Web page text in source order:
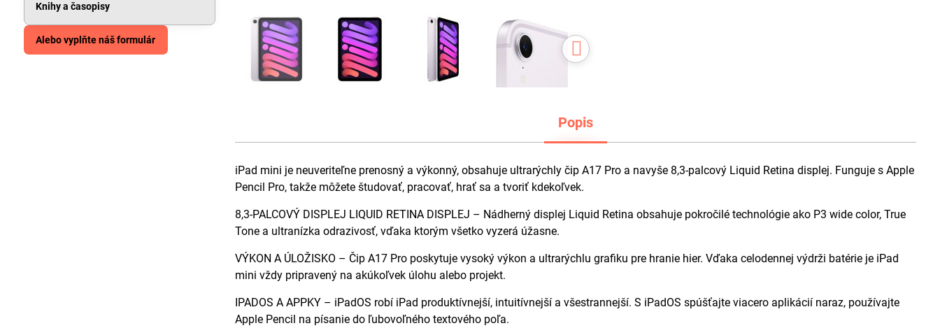
Popis
iPad mini je neuveriteľne prenosný a výkonný, obsahuje ultrarýchly čip A17 Pro a navyše 8,3-palcový Liquid Retina displej. Funguje s Apple
Pencil Pro, takže môžete študovať, pracovať, hrať sa a tvoriť kdekoľvek.
8,3-PALCOVÝ DISPLEJ LIQUID RETINA DISPLEJ – Nádherný displej Liquid Retina obsahuje pokročilé technológie ako P3 wide color, True
Tone a ultranízka odrazivosť, vďaka ktorým všetko vyzerá úžasne.
VÝKON A ÚLOŽISKO – Čip A17 Pro poskytuje vysoký výkon a ultrarýchlu grafiku pre hranie hier. Vďaka celodennej výdrži batérie je iPad
mini vždy pripravený na akúkoľvek úlohu alebo projekt.
IPADOS A APPKY – iPadOS robí iPad produktívnejší, intuitívnejší a všestrannejší. S iPadOS spúšťajte viacero aplikácií naraz, používajte
Apple Pencil na písanie do ľubovoľného textového poľa.
Knihy a časopisy
Alebo vyplňte náš formulár